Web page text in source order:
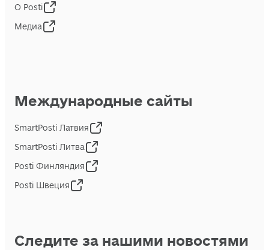
О Posti
Медиа
Международные сайты
SmartPosti Латвия
SmartPosti Литва
Posti Финляндия
Posti Швеция
Следите за нашими новостями